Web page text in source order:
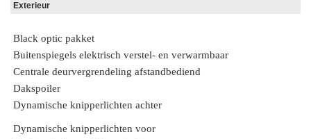
Exterieur
Black optic pakket
Buitenspiegels elektrisch verstel- en verwarmbaar
Centrale deurvergrendeling afstandbediend
Dakspoiler
Dynamische knipperlichten achter
Dynamische knipperlichten voor